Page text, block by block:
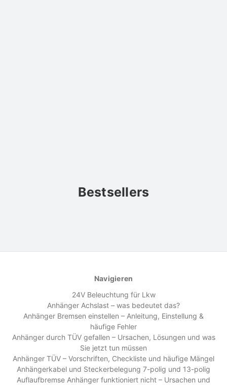
Bestsellers
Navigieren
24V Beleuchtung für Lkw
Anhänger Achslast – was bedeutet das?
Anhänger Bremsen einstellen – Anleitung, Einstellung &
häufige Fehler
Anhänger durch TÜV gefallen – Ursachen, Lösungen und was
Sie jetzt tun müssen
Anhänger TÜV – Vorschriften, Checkliste und häufige Mängel
Anhängerkabel und Steckerbelegung 7-polig und 13-polig
Auflaufbremse Anhänger funktioniert nicht – Ursachen und